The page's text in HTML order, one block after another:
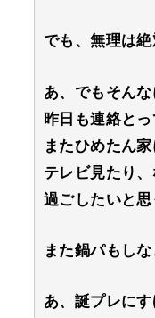
でも、無理は絶
あ、でもそん
昨日も連絡とっ
またひめたん
テレビ見たり
過ごしたいと
また鍋パもしな
あ、誕プレに